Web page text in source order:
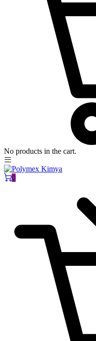
No products in the cart.
0